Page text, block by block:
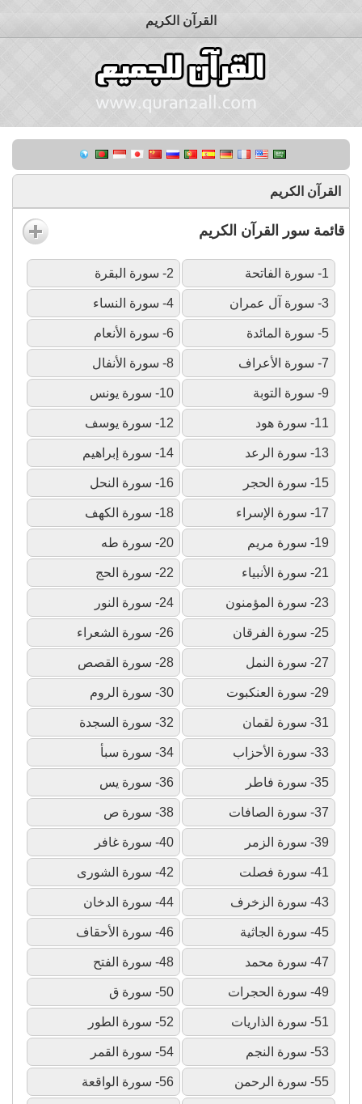
القرآن الكريم
القرآن الكريم
قائمة سور القرآن الكريم
1- سورة الفاتحة 2- سورة البقرة
3- سورة آل عمران 4- سورة النساء
5- سورة المائدة 6- سورة الأنعام
7- سورة الأعراف 8- سورة الأنفال
9- سورة التوبة 10- سورة يونس
11- سورة هود 12- سورة يوسف
13- سورة الرعد 14- سورة إبراهيم
15- سورة الحجر 16- سورة النحل
17- سورة الإسراء 18- سورة الكهف
19- سورة مريم 20- سورة طه
21- سورة الأنبياء 22- سورة الحج
23- سورة المؤمنون 24- سورة النور
25- سورة الفرقان 26- سورة الشعراء
27- سورة النمل 28- سورة القصص
29- سورة العنكبوت 30- سورة الروم
31- سورة لقمان 32- سورة السجدة
33- سورة الأحزاب 34- سورة سبأ
35- سورة فاطر 36- سورة يس
37- سورة الصافات 38- سورة ص
39- سورة الزمر 40- سورة غافر
41- سورة فصلت 42- سورة الشورى
43- سورة الزخرف 44- سورة الدخان
45- سورة الجاثية 46- سورة الأحقاف
47- سورة محمد 48- سورة الفتح
49- سورة الحجرات 50- سورة ق
51- سورة الذاريات 52- سورة الطور
53- سورة النجم 54- سورة القمر
55- سورة الرحمن 56- سورة الواقعة